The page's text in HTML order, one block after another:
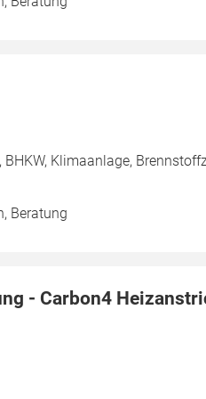
Klimaanlage,
Beratung
- Carbon4